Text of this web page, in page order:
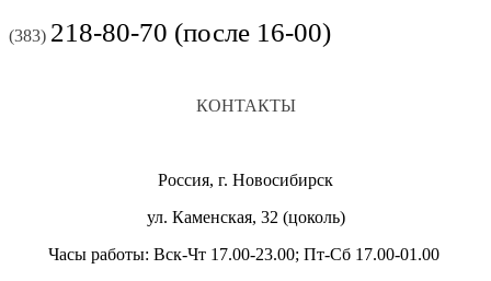
(383) 218-80-70 (после 16-00)
КОНТАКТЫ
Россия, г. Новосибирск
ул. Каменская, 32 (цоколь)
Часы работы: Вск-Чт 17.00-23.00; Пт-Сб 17.00-01.00